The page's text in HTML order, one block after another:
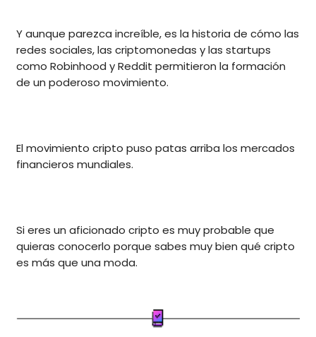
Y aunque parezca increíble, es la historia de cómo las
redes sociales, las criptomonedas y las startups
como Robinhood y Reddit permitieron la formación
de un poderoso movimiento.
El movimiento cripto puso patas arriba los mercados
financieros mundiales.
Si eres un aficionado cripto es muy probable que
quieras conocerlo porque sabes muy bien qué cripto
es más que una moda.